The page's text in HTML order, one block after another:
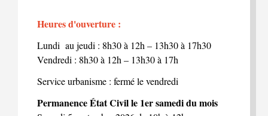
Heures d'ouverture :
Lundi au jeudi : 8h30 à 12h – 13h30 à 17h30
Vendredi : 8h30 à 12h – 13h30 à 17h
Service urbanisme : fermé le vendredi
Permanence État Civil le 1er samedi du mois